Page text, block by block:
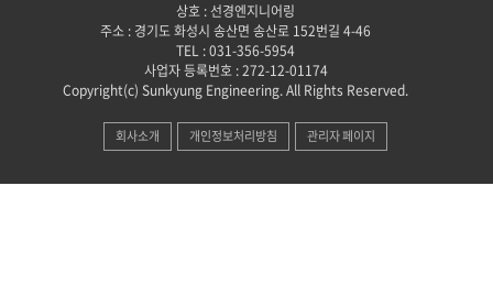
상호 : 선경엔지니어링
주소 : 경기도 화성시 송산면 송산로 152번길 4-46
TEL : 031-356-5954
사업자 등록번호 : 272-12-01174
Copyright(c) Sunkyung Engineering. All Rights Reserved.
회사소개 개인정보처리방침 관리자 페이지